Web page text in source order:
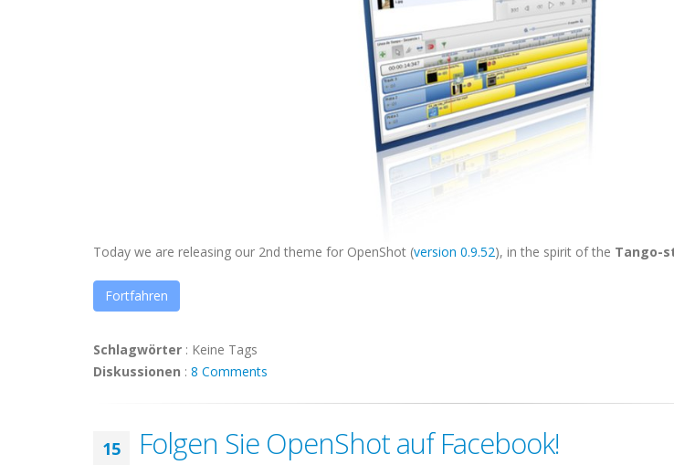
Today we are releasing our 2nd theme for OpenShot (version 0.9.52), in the spirit of the Tango-
Fortfahren
Schlagwörter : Keine Tags
Diskussionen : 8 Comments
15 Folgen Sie OpenShot auf Facebook!